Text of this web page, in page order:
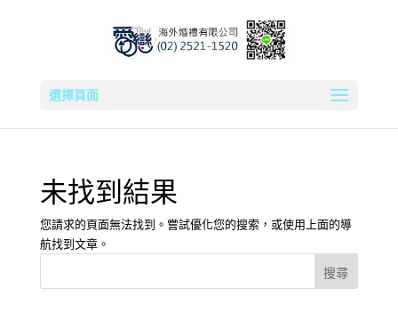
選擇頁面
未找到結果
您請求的頁面無法找到。嘗試優化您的搜索，或使用上面的導
航找到文章。